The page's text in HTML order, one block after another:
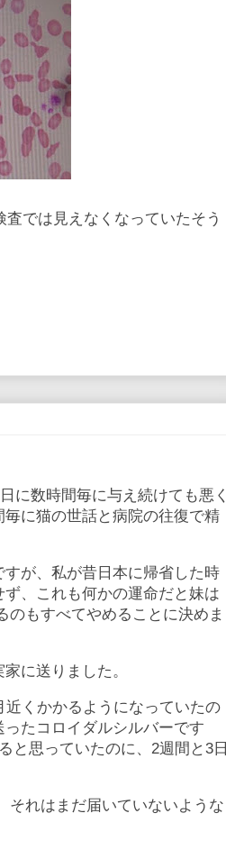
では見えなくなっていたそう
に数時間毎に与え続けても悪く
に猫の世話と病院の往復で精
が、私が昔日本に帰省した時
、これも何かの運命だと妹は
もすべてやめることに決めま
に送りました。
くかかるようになっていたの
たコロイダルシルバーです
と思っていたのに、2週間と3日
それはまだ届いていないような